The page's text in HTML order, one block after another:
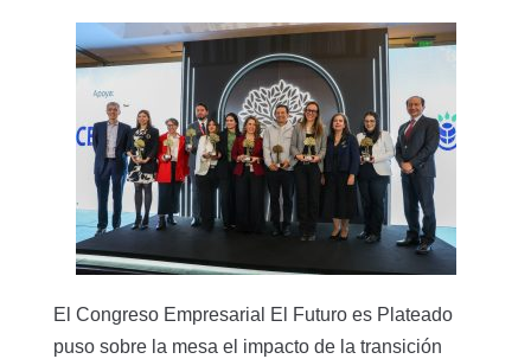
El Congreso Empresarial El Futuro es Plateado
puso sobre la mesa el impacto de la transición